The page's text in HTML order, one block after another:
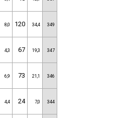
8,0 120 34,4 349
4,3 67 19,3 347
6,9 73 21,1 346
4,4 24 7,0 344